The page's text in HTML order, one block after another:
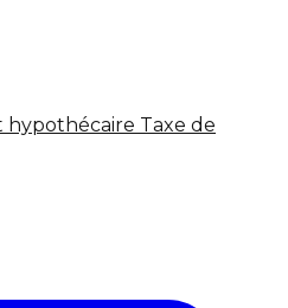
hypothécaire Taxe de